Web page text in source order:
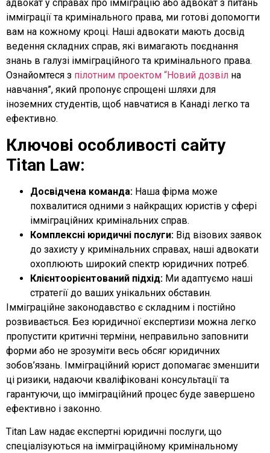
адвокат у справах про імміграцію або адвокат з питань
імміграції та кримінального права, ми готові допомогти
вам на кожному кроці. Наші адвокати мають досвід
ведення складних справ, які вимагають поєднання
знань в галузі імміграційного та кримінального права.
Ознайомтеся з пілотним проектом “Новий дозвіл на
навчання”, який пропонує спрощені шляхи для
іноземних студентів, щоб навчатися в Канаді легко та
ефективно.
Ключові особливості сайту
Titan Law:
Досвідчена команда: Наша фірма може
похвалитися одними з найкращих юристів у сфері
імміграційних кримінальних справ.
Комплексні юридичні послуги: Від візових заявок
до захисту у кримінальних справах, наші адвокати
охоплюють широкий спектр юридичних потреб.
Клієнтоорієнтований підхід: Ми адаптуємо наші
стратегії до ваших унікальних обставин.
Імміграційне законодавство є складним і постійно
розвивається. Без юридичної експертизи можна легко
пропустити критичні терміни, неправильно заповнити
форми або не зрозуміти весь обсяг юридичних
зобов’язань. Імміграційний юрист допомагає зменшити
ці ризики, надаючи кваліфіковані консультації та
гарантуючи, що імміграційний процес буде завершено
ефективно і законно.
Titan Law надає експертні юридичні послуги, що
спеціалізуються на імміграційному кримінальному